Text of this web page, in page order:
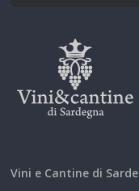
Vini e Cantine di